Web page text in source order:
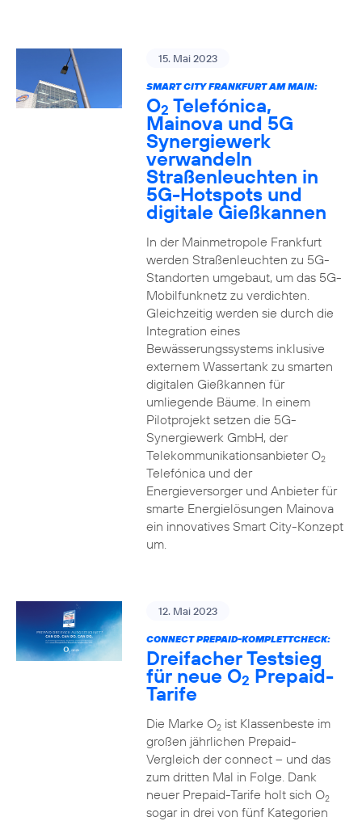
15. Mai 2023
SMART CITY FRANKFURT AM MAIN:
O2 Telefónica,
Mainova und 5G
Synergiewerk
verwandeln
Straßenleuchten in
5G-Hotspots und
digitale Gießkannen
In der Mainmetropole Frankfurt
werden Straßenleuchten zu 5G-
Standorten umgebaut, um das 5G-
Mobilfunknetz zu verdichten.
Gleichzeitig werden sie durch die
Integration eines
Bewässerungssystems inklusive
externem Wassertank zu smarten
digitalen Gießkannen für
umliegende Bäume. In einem
Pilotprojekt setzen die 5G-
Synergiewerk GmbH, der
Telekommunikationsanbieter O2
Telefónica und der
Energieversorger und Anbieter für
smarte Energielösungen Mainova
ein innovatives Smart City-Konzept
um.
12. Mai 2023
CONNECT PREPAID-KOMPLETTCHECK:
Dreifacher Testsieg
für neue O2 Prepaid-
Tarife
Die Marke O2ist Klassenbeste im
großen jährlichen Prepaid-
Vergleich der connect – und das
zum dritten Mal in Folge. Dank
neuer Prepaid-Tarife holt sich O2
sogar in drei von fünf Kategorien